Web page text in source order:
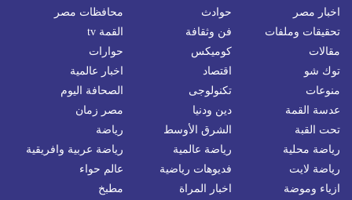
اخبار مصر حوادث
محافظات مصر
تحقيقات وملفات
فن وثقافة
القمة tv
مقالات
كوميكس
حوارات
توك شو
اقتصاد
اخبار عالمية
منوعات
تكنولوجى
الصحافة اليوم
عدسة القمة
دين ودنيا
مصر زمان
تحت القبة
الشرق الأوسط
رياضة
رياضة محلية
رياضة عالمية
رياضة عربية وافريقية
رياضة لايت
فديوهات رياضية
عالم حواء
ازياء وموضة
اخبار المراة
مطبخ